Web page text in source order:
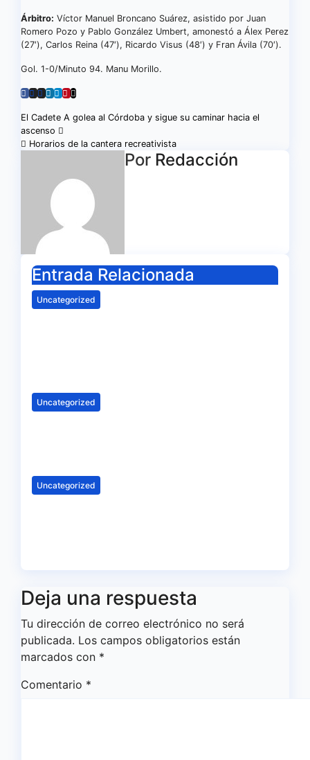
Árbitro: Víctor Manuel Broncano Suárez, asistido por Juan
Romero Pozo y Pablo González Umbert, amonestó a Álex Perez
(27′), Carlos Reina (47′), Ricardo Visus (48′) y Fran Ávila (70′).
Gol. 1-0/Minuto 94. Manu Morillo.
Navegación
de
entradas
El Cadete A golea al Córdoba y sigue su caminar hacia el
ascenso
Horarios de la cantera recreativista
Por Redacción
Entrada Relacionada
Uncategorized
Uncategorized
Uncategorized
Deja una respuesta
Tu dirección de correo electrónico no será
publicada. Los campos obligatorios están
marcados con *
Comentario *